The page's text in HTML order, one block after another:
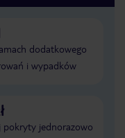
dodatkowego
i wypadków
pokryty jednorazowo